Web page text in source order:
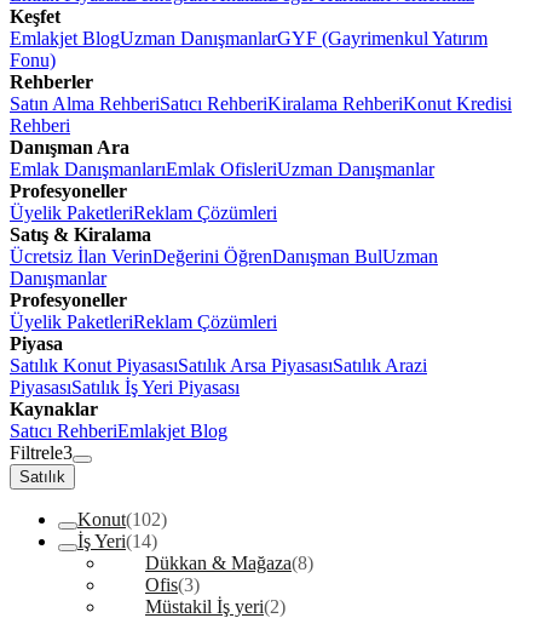
Keşfet
Emlakjet BlogUzman DanışmanlarGYF (Gayrimenkul Yatırım
Fonu)
Rehberler
Satın Alma RehberiSatıcı RehberiKiralama RehberiKonut Kredisi
Rehberi
Danışman Ara
Emlak DanışmanlarıEmlak OfisleriUzman Danışmanlar
Profesyoneller
Üyelik PaketleriReklam Çözümleri
Satış & Kiralama
Ücretsiz İlan VerinDeğerini ÖğrenDanışman BulUzman
Danışmanlar
Profesyoneller
Üyelik PaketleriReklam Çözümleri
Piyasa
Satılık Konut PiyasasıSatılık Arsa PiyasasıSatılık Arazi
PiyasasıSatılık İş Yeri Piyasası
Kaynaklar
Satıcı RehberiEmlakjet Blog
Filtrele3
Satılık
Konut(102)
İş Yeri(14)
Dükkan & Mağaza(8)
Ofis(3)
Müstakil İş yeri(2)